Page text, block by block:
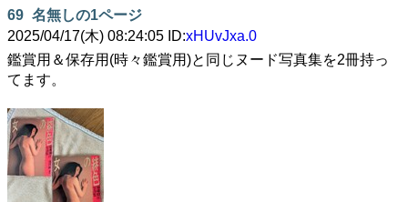
69 名無しの1ページ
2025/04/17(木) 08:24:05 ID:xHUvJxa.0
鑑賞用＆保存用(時々鑑賞用)と同じヌード写真集を2冊持っ
てます。